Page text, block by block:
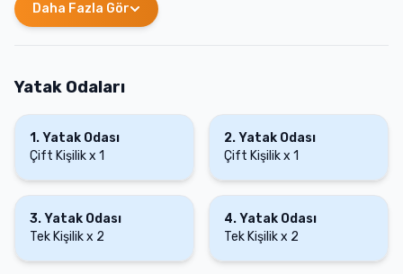
Daha Fazla Gör
Yatak Odaları
1 .Yatak Odası
Çift Kişilikx 1
2.Yatak Odası
Çift Kişilikx 1
3.Yatak Odası
Tek Kişilikx 2
4.Yatak Odası
Tek Kişilikx 2